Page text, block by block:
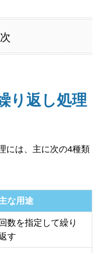
り返し処理
には、主に次の4種類
な用途
回数を指定して繰り
す